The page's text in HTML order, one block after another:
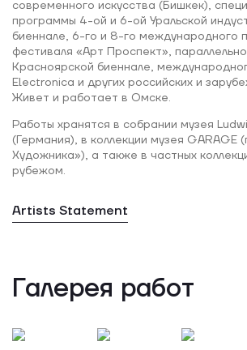
современного искусства (Бишкек),
программы 4-ой и 6-ой Уральской
биеннале, 6-го и 8-го международного
фестиваля «Арт Проспект»,
Красноярской биеннале,
Electronica и других российских и
Живет и работает в Омске.
Работы хранятся в собрании музея
(Германия), в коллекции музея GARAGE
Художника»), а также в частных
рубежом.
Artists Statement
Галерея работ